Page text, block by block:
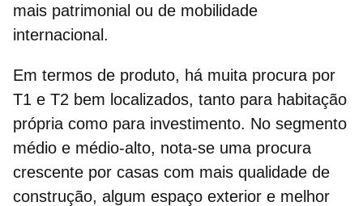
mais patrimonial ou de mobilidade
internacional.
Em termos de produto, há muita procura por
T1 e T2 bem localizados, tanto para habitação
própria como para investimento. No segmento
médio e médio-alto, nota-se uma procura
crescente por casas com mais qualidade de
construção, algum espaço exterior e melhor